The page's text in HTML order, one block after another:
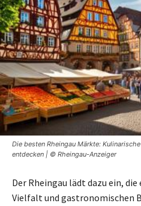
Die besten Rheingau Märkte:
entdecken | © Rheingau-Anzeiger
Der Rheingau lädt dazu ein,
Vielfalt und gastronomischen